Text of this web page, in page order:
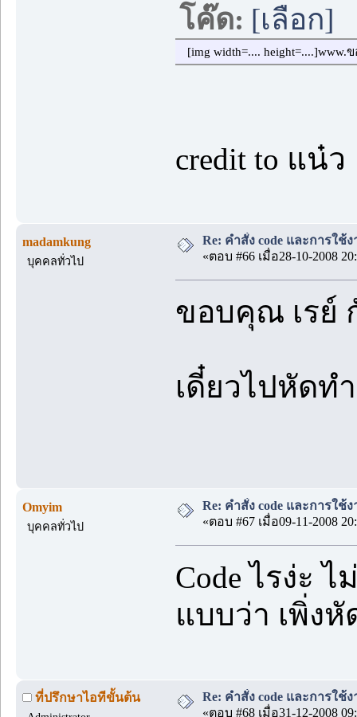
โค๊ด: [เลือก]
[img width=....
credit to แน๋ว
madamkung
บุคคลทั่วไป
Re: คำสั่ง code และการใช้
«ตอบ #66 เมื่อ28-10-2008
ขอบคุณ เรย์
เดี๋ยวไปหัดท
Omyim
บุคคลทั่วไป
Re: คำสั่ง code และการใช้
«ตอบ #67 เมื่อ09-11-2008
Code ไรง่ะ
แบบว่า เพิ่งหั
ที่ปรึกษาไอทีขั้นต้น
Re: คำสั่ง code และการใช้
«ตอบ #68 เมื่อ31-12-2008